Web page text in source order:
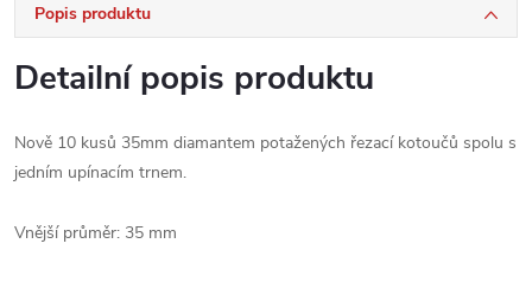
Popis produktu
Detailní popis produktu
Nově 10 kusů 35mm diamantem potažených řezací kotoučů spolu s
jedním upínacím trnem.
Vnější průměr: 35 mm